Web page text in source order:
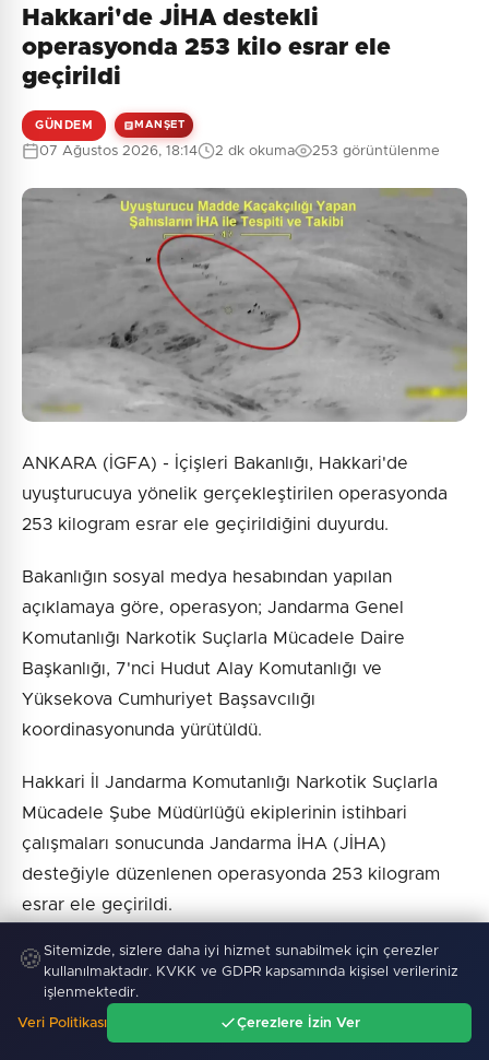
Hakkari'de JİHA destekli
operasyonda 253 kilo esrar ele
geçirildi
GÜNDEM MANŞET
07 Ağustos 2026, 18:14 2 dk okuma 253 görüntülenme
ANKARA (İGFA) - İçişleri Bakanlığı, Hakkari'de
uyuşturucuya yönelik gerçekleştirilen operasyonda
253 kilogram esrar ele geçirildiğini duyurdu.
Bakanlığın sosyal medya hesabından yapılan
açıklamaya göre, operasyon; Jandarma Genel
Komutanlığı Narkotik Suçlarla Mücadele Daire
Başkanlığı, 7'nci Hudut Alay Komutanlığı ve
Yüksekova Cumhuriyet Başsavcılığı
koordinasyonunda yürütüldü.
Hakkari İl Jandarma Komutanlığı Narkotik Suçlarla
Mücadele Şube Müdürlüğü ekiplerinin istihbari
çalışmaları sonucunda Jandarma İHA (JİHA)
desteğiyle düzenlenen operasyonda 253 kilogram
esrar ele geçirildi.
Operasyonda uyuşturucu ticareti yaptığı
değerlendirilen 1 şüpheli de yakalanarak gözaltına
alındı.
🍪 Sitemizde, sizlere daha iyi hizmet sunabilmek için çerezler
kullanılmaktadır. KVKK ve GDPR kapsamında kişisel verileriniz
işlenmektedir.
Veri Politikası Çerezlere İzin Ver
Gündem Ara Menü